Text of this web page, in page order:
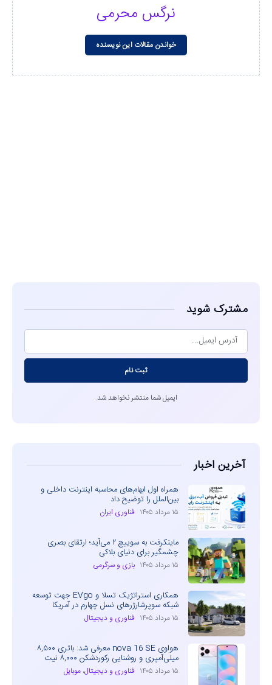
نرگس محرمی
خواندن مقالات این نویسنده
مشترک شوید
ثبت نام
ایمیل شما منتشر نخواهد شد.
آخرین اخبار
همراه اول ابهام‌های محاسبه اینترنت داخلی و
بین‌الملل را توضیح داد
۱۵ مرداد ۱۴۰۵ فناوری ایران
ماینکرفت به سوییچ ۲ می‌آید؛ ارتقای بصری
چشمگیر برای دنیای بلاکی
۱۵ مرداد ۱۴۰۵ بازی و سرگرمی
همکاری استراتژیک تسلا و EVgo جهت توسعه
شبکه سوپرشارژرهای نسل چهارم در آمریکا
۱۵ مرداد ۱۴۰۵ فناوری و دیجیتال
هواوی nova 16 SE معرفی شد: باتری ۸,۵۰۰
میلی‌آمپری و روشنایی رکوردشکن ۸,۰۰۰ نیت
۱۵ مرداد ۱۴۰۵ فناوری و دیجیتال، موبایل